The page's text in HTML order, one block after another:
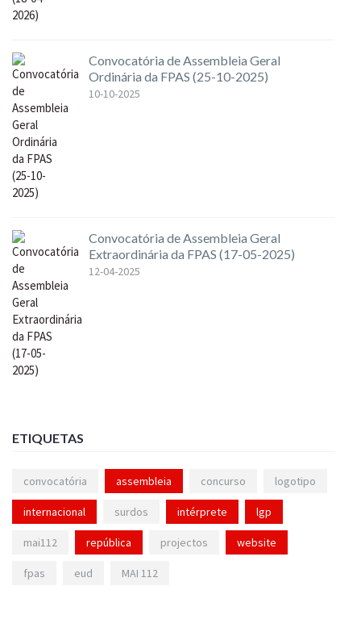
Convocatória de Assembleia Geral
Ordinária da FPAS (25-10-2025)
10-10-2025
Convocatória de Assembleia Geral
Extraordinária da FPAS (17-05-2025)
12-04-2025
ETIQUETAS
convocatória assembleia concurso logotipo
internacional surdos intérprete lgp
mai112 república projectos website
fpas eud MAI 112